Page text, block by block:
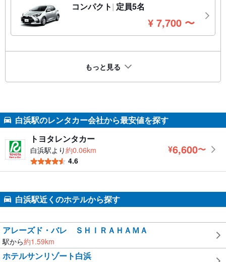
コンパクト 定員5名
¥ 7,700 円
〜
もっと見る
白浜駅のレンタカー会社から最安値を探す
トヨタレンタカー
白浜駅より約0.06km
4.6
¥6,600 円
〜
白浜駅近くのホテルから探す
アレーズド・バレ ＳＨＩＲＡＨＡＭＡ
駅から約1.59km
ホテルサンリゾート白浜